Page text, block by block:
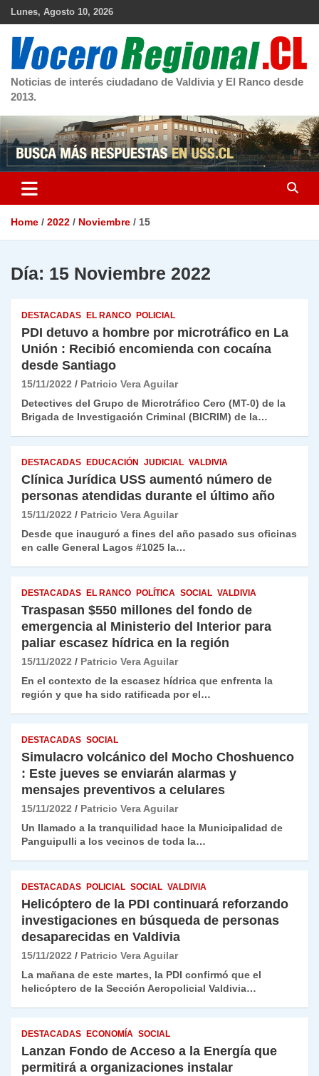
Skip
Lunes, Agosto 10, 2026
Noticias de interés ciudadano de Valdivia y El Ranco desde
2013.
Home 2022 Noviembre 15
Día: 15 Noviembre 2022
DESTACADAS EL RANCO POLICIAL
PDI detuvo a hombre por microtráfico en La
Unión : Recibió encomienda con cocaína
desde Santiago
15/11/2022
Patricio Vera Aguilar
Detectives del Grupo de Microtráfico Cero (MT-0) de la
Brigada de Investigación Criminal (BICRIM) de la…
DESTACADAS EDUCACIÓN JUDICIAL VALDIVIA
Clínica Jurídica USS aumentó número de
personas atendidas durante el último año
15/11/2022
Patricio Vera Aguilar
Desde que inauguró a fines del año pasado sus oficinas
en calle General Lagos #1025 la…
DESTACADAS EL RANCO POLÍTICA SOCIAL VALDIVIA
Traspasan $550 millones del fondo de
emergencia al Ministerio del Interior para
paliar escasez hídrica en la región
15/11/2022
Patricio Vera Aguilar
En el contexto de la escasez hídrica que enfrenta la
región y que ha sido ratificada por el…
DESTACADAS SOCIAL
Simulacro volcánico del Mocho Choshuenco
: Este jueves se enviarán alarmas y
mensajes preventivos a celulares
15/11/2022
Patricio Vera Aguilar
Un llamado a la tranquilidad hace la Municipalidad de
Panguipulli a los vecinos de toda la…
DESTACADAS POLICIAL SOCIAL VALDIVIA
Helicóptero de la PDI continuará reforzando
investigaciones en búsqueda de personas
desaparecidas en Valdivia
15/11/2022
Patricio Vera Aguilar
La mañana de este martes, la PDI confirmó que el
helicóptero de la Sección Aeropolicial Valdivia…
DESTACADAS ECONOMÍA SOCIAL
Lanzan Fondo de Acceso a la Energía que
permitirá a organizaciones instalar